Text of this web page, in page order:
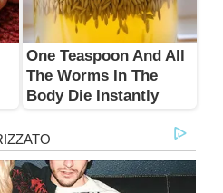
One Teaspoon And All
The Worms In The
Body Die Instantly